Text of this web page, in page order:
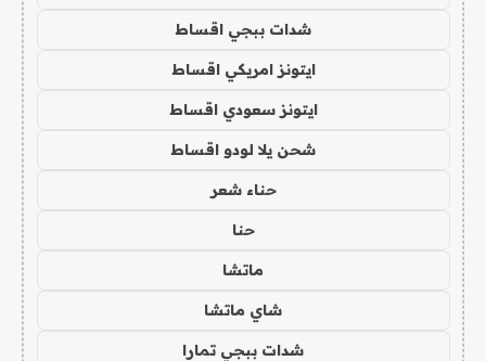
شدات ببجي اقساط
ايتونز امريكي اقساط
ايتونز سعودي اقساط
شحن يلا لودو اقساط
حناء شعر
حنا
ماتشا
شاي ماتشا
شدات ببجي تمارا